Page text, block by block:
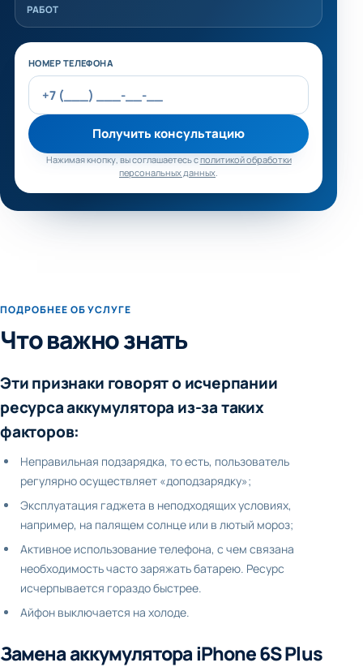
РАБОТ
Не заполняйте это поле
НОМЕР ТЕЛЕФОНА
Получить консультацию
Нажимая кнопку, вы соглашаетесь сполитикой обработки
персональных данных.
ПОДРОБНЕЕ ОБ УСЛУГЕ
Что важно знать
Эти признаки говорят о исчерпании
ресурса аккумулятора из-за таких
факторов:
Неправильная подзарядка, то есть, пользователь
регулярно осуществляет «доподзарядку»;
Эксплуатация гаджета в неподходящих условиях,
например, на палящем солнце или в лютый мороз;
Активное использование телефона, с чем связана
необходимость часто заряжать батарею. Ресурс
исчерпывается гораздо быстрее.
Айфон выключается на холоде.
Замена аккумулятора iPhone 6S Plus